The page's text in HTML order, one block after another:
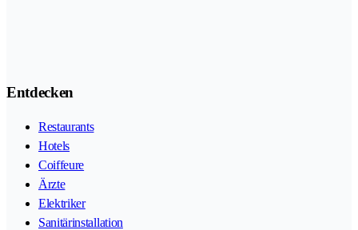
Entdecken
Restaurants
Hotels
Coiffeure
Ärzte
Elektriker
Sanitärinstallation